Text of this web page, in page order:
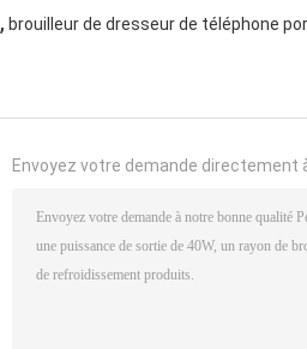
, brouilleur de dresseur de téléphone
Envoyez votre demande directement